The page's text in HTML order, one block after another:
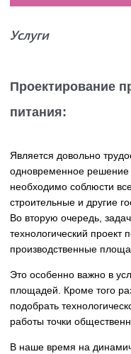
Услуги
Проектирование
питания:
Является довольно
одновременное решение
необходимо соблюсти
строительные и другие
Во вторую очередь,
технологический проект
производственные
Это особенно важно в
площадей. Кроме того
подобрать
работы точки
В наше время на